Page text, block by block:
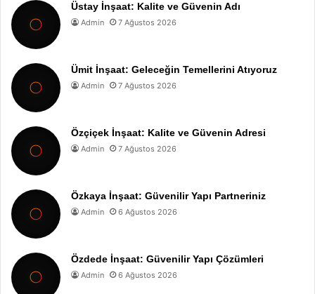
Üstay İnşaat: Kalite ve Güvenin Adı
Admin 7 Ağustos 2026
Ümit İnşaat: Geleceğin Temellerini Atıyoruz
Admin 7 Ağustos 2026
Özçiçek İnşaat: Kalite ve Güvenin Adresi
Admin 7 Ağustos 2026
Özkaya İnşaat: Güvenilir Yapı Partneriniz
Admin 6 Ağustos 2026
Özdede İnşaat: Güvenilir Yapı Çözümleri
Admin 6 Ağustos 2026